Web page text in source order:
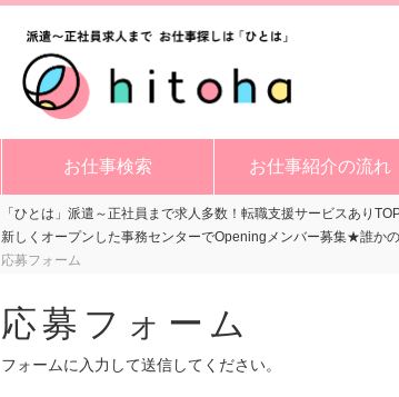
お仕事検索 お仕事紹介の流れ
「ひとは」派遣～正社員まで求人多数！転職支援サービスあり
新しくオープンした事務センターでOpeningメンバー募集★誰か
応募フォーム
応募フォーム
フォームに入力して送信してください。